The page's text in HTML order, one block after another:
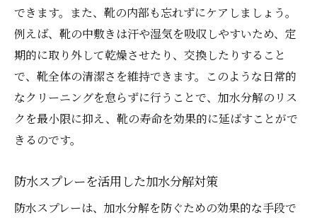
できます。また、靴の内部も忘れずにケアしましょう。
例えば、靴の中敷きは汗や湿気を吸収しやすいため、定
期的に取り外して乾燥させたり、交換したりすること
で、靴全体の清潔さを維持できます。このような日常的
なクリーニングを怠らずに行うことで、加水分解のリス
クを最小限に抑え、靴の寿命を効果的に延ばすことがで
きるのです。
防水スプレーを活用した加水分解対策
防水スプレーは、加水分解を防ぐための効果的な手段で